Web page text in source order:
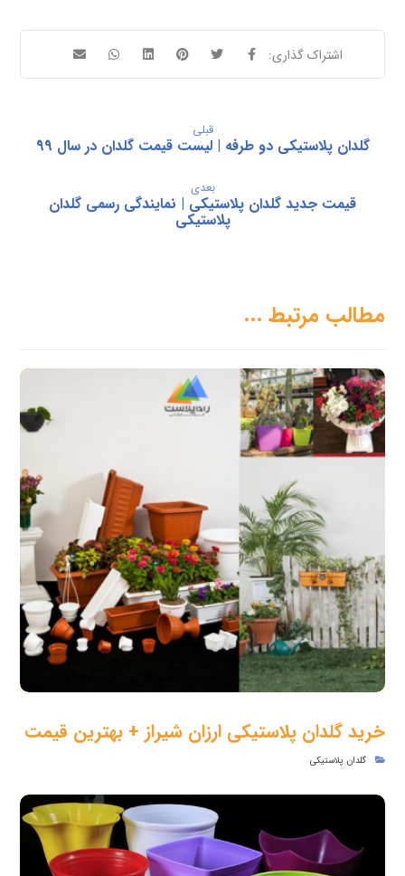
قبلی
گلدان پلاستیکی دو طرفه | لیست قیمت گلدان در سال 99
بعدی
قیمت جدید گلدان پلاستیکی | نمایندگی رسمی گلدان
پلاستیکی
مطالب مرتبط ...
خرید گلدان پلاستیکی ارزان شیراز + بهترین قیمت
گلدان پلاستیکی